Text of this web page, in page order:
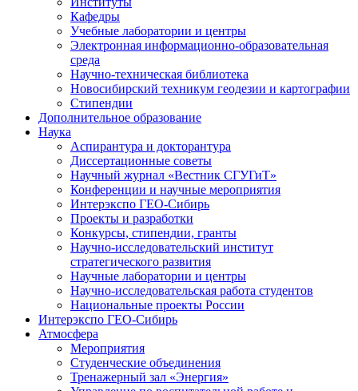
Кафедры
Учебные лаборатории и центры
Электронная информационно-образовательная
среда
Научно-техническая библиотека
Новосибирский техникум геодезии и картографии
Стипендии
Дополнительное образование
Наука
Аспирантура и докторантура
Диссертационные советы
Научный журнал «Вестник СГУГиТ»
Конференции и научные мероприятия
Интерэкспо ГЕО-Сибирь
Проекты и разработки
Конкурсы, стипендии, гранты
Научно-исследовательский институт
стратегического развития
Научные лаборатории и центры
Научно-исследовательская работа студентов
Национальные проекты России
Интерэкспо ГЕО-Сибирь
Атмосфера
Мероприятия
Студенческие объединения
Тренажерный зал «Энергия»